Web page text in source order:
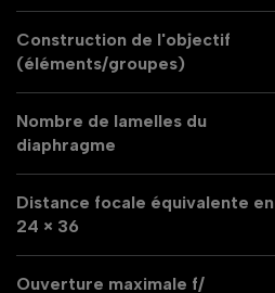
Construction de l'objectif
(éléments/groupes)
Nombre de lamelles du
diaphragme
Distance focale équivalente en
24 × 36
Ouverture maximale f/